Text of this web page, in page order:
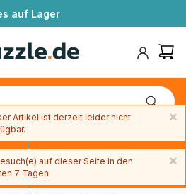
auf Lager
30 Tage später bezahlen
mit Paypal
×
Artikel ist derzeit leider nicht
×
auf dieser Seite in den
7 Tagen.